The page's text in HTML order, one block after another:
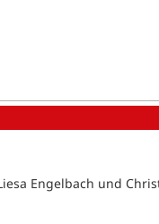
Engelbach und